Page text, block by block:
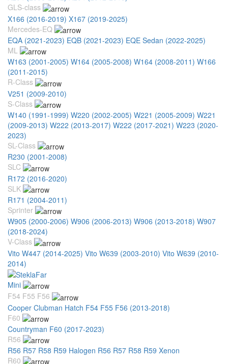
GLS-class
X166 (2016-2019) X167 (2019-2025)
Mercedes-EQ
EQA (2021-2023) EQB (2021-2023) EQE Sedan (2022-2025)
ML
W163 (2001-2005) W164 (2005-2008) W164 (2008-2011) W166
(2011-2015)
R-Class
V251 (2009-2010)
S-Class
W140 (1991-1999) W220 (2002-2005) W221 (2005-2009) W221
(2009-2013) W222 (2013-2017) W222 (2017-2021) W223 (2020-
2023)
SL-Class
R230 (2001-2008)
SLC
R172 (2016-2020)
SLK
R171 (2004-2011)
Sprinter
W905 (2000-2006) W906 (2006-2013) W906 (2013-2018) W907
(2018-2024)
V-Class
Vito W447 (2014-2025) Vito W639 (2003-2010) Vito W639 (2010-
2014)
Mini
F54 F55 F56
Cooper Clubman Hatch F54 F55 F56 (2013-2018)
F60
Countryman F60 (2017-2023)
R56
R56 R57 R58 R59 Halogen R56 R57 R58 R59 Xenon
R60